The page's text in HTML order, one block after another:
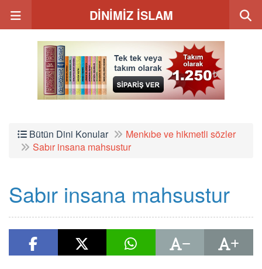
DİNİMİZ İSLAM
Bütün Dini Konular
Menkıbe ve hikmetli sözler
Sabır insana mahsustur
Sabır insana mahsustur